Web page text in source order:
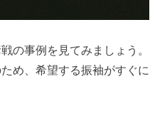
の事例を見てみましょう。
め、希望する振袖がすぐに